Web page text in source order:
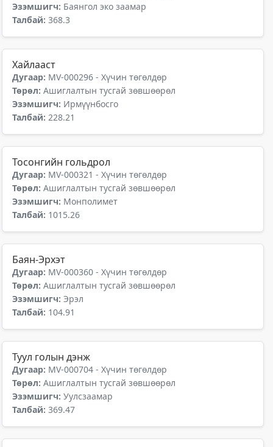
Эзэмшигч: Баянгол эко заамар
Талбай: 368.3
Хайлааст
Дугаар: MV-000296 - Хүчин төгөлдөр
Төрөл: Ашиглалтын тусгай зөвшөөрөл
Эзэмшигч: Ирмүүнбосго
Талбай: 228.21
Тосонгийн гольдрол
Дугаар: MV-000321 - Хүчин төгөлдөр
Төрөл: Ашиглалтын тусгай зөвшөөрөл
Эзэмшигч: Монполимет
Талбай: 1015.26
Баян-Эрхэт
Дугаар: MV-000360 - Хүчин төгөлдөр
Төрөл: Ашиглалтын тусгай зөвшөөрөл
Эзэмшигч: Эрэл
Талбай: 104.91
Туул голын дэнж
Дугаар: MV-000704 - Хүчин төгөлдөр
Төрөл: Ашиглалтын тусгай зөвшөөрөл
Эзэмшигч: Уулсзаамар
Талбай: 369.47